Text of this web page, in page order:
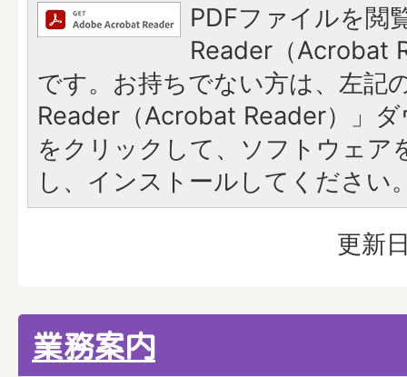
PDFファイルを閲
Reader（Acrobat
です。お持ちでない方は、左記
Reader（Acrobat Reader）」
をクリックして、ソフトウェア
し、インストールしてください
更新
業務案内